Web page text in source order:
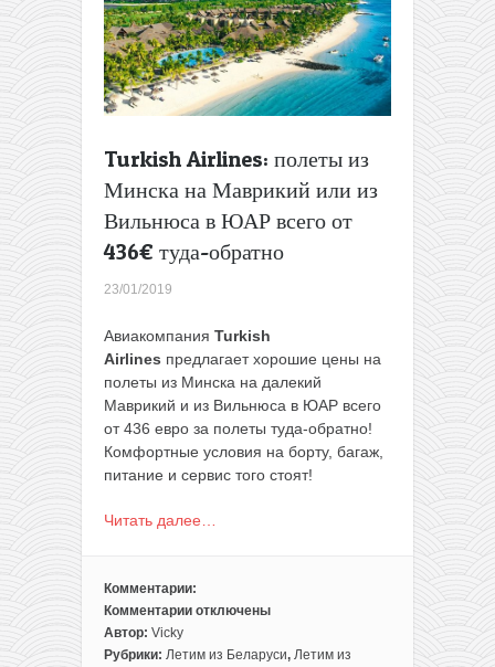
города
ЮАР
всего
от
383€
обратно
Turkish Airlines: полеты из
Минска на Маврикий или из
Вильнюса в ЮАР всего от
436€ туда-обратно
23/01/2019
Авиакомпания Turkish
Airlines предлагает хорошие цены на
полеты из Минска на далекий
Маврикий и из Вильнюса в ЮАР всего
от 436 евро за полеты туда-обратно!
Комфортные условия на борту, багаж,
питание и сервис того стоят!
Читать далее…
Комментарии:
Комментарии
к
записи
отключены
Автор: Vicky
Рубрики: Летим из Беларуси, Летим из